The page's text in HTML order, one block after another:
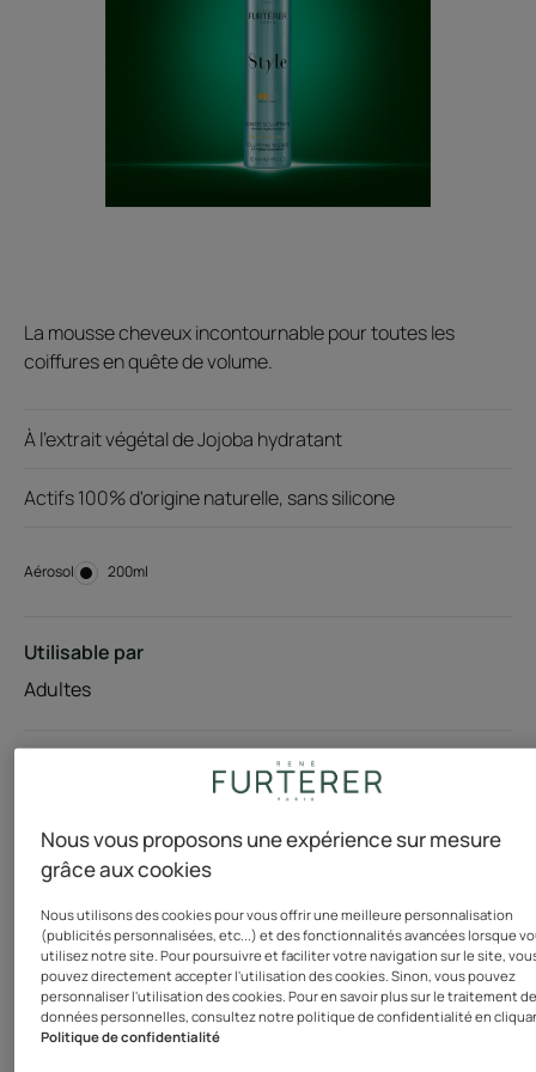
La mousse cheveux incontournable pour toutes les
coiffures en quête de volume.
À l'extrait végétal de Jojoba hydratant
Actifs 100% d'origine naturelle, sans silicone
Aérosol Aérosol
200ml
Utilisable par
Adultes
Cheveux normaux - Cheveux fins - plats - sans volume -
Tous types de cheveux - Soins sans silicone
Besoin
Volume - Sculptant
Fabriqué en France
Nous vous proposons une expérience sur mesure
grâce aux cookies
Nous utilisons des cookies pour vous offrir une meilleure personnalisation
(publicités personnalisées, etc...) et des fonctionnalités avancées lorsque
utilisez notre site. Pour poursuivre et faciliter votre navigation sur le site,
pouvez directement accepter l'utilisation des cookies. Sinon, vous pouvez
personnaliser l'utilisation des cookies. Pour en savoir plus sur le traitement
données personnelles, consultez notre politique de confidentialité en
Politique de confidentialité